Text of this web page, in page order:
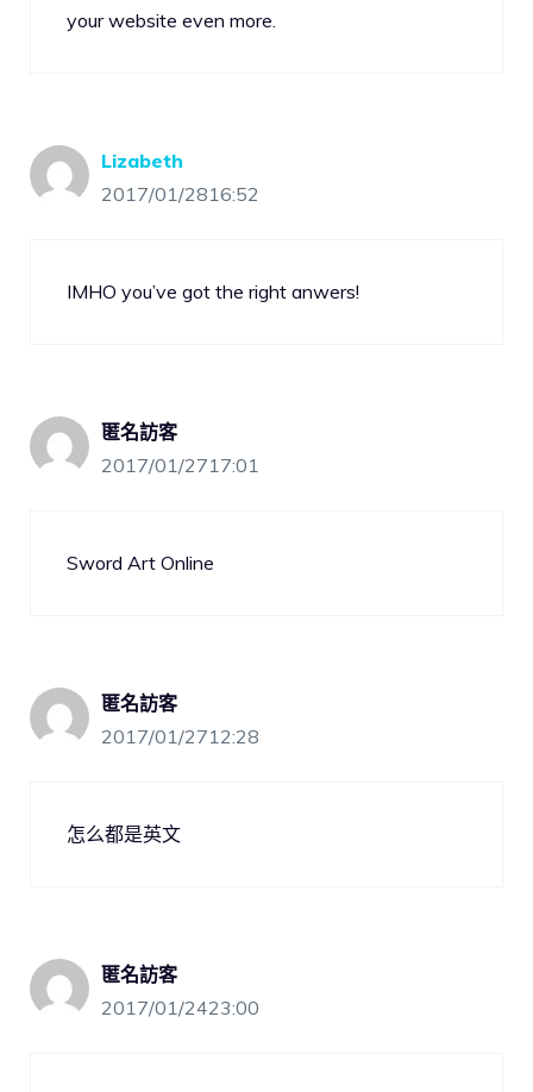
your website even more.
Lizabeth
2017/01/2816:52
IMHO you’ve got the right anwers!
匿名訪客
2017/01/2717:01
Sword Art Online
匿名訪客
2017/01/2712:28
怎么都是英文
匿名訪客
2017/01/2423:00